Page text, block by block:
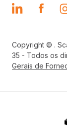
Copyright © .
35 - Todos os
Gerais de